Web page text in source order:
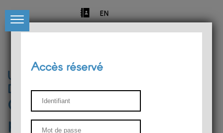
EN
Université de Liège
Département de philosophie
Centre de recherches
phénoménologiques
Accès réservé